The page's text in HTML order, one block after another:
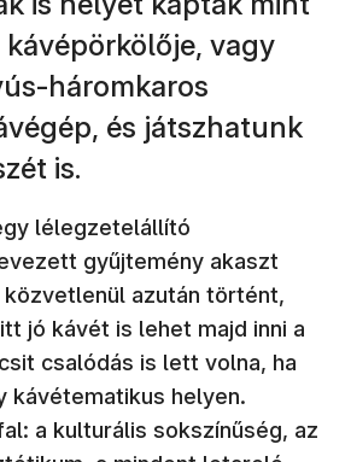
kávépörkölője, vagy
háromkaros
és játszhatunk
is.
lélegzetelállító
gyűjtemény akaszt
közvetlenül azután történt,
jó kávét is lehet majd inni a
csalódás is lett volna, ha
kávétematikus helyen.
a kulturális sokszínűség, az